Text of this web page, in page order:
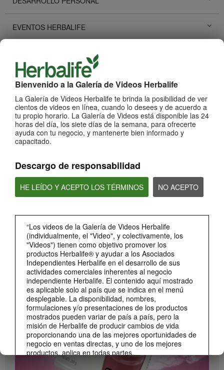
Bienvenido a la Galería de Videos Herbalife
La Galería de Videos Herbalife te brinda la posibilidad de ver
cientos de videos en línea, cuando lo desees y de acuerdo a
tu propio horario. La Galería de Videos está disponible las 24
horas del día, los siete días de la semana, para ofrecerte
ayuda con tu negocio, y mantenerte bien informado y
capacitado.
Descargo de responsabilidad
HE LEÍDO Y ACEPTO LOS TÉRMINOS NO ACEPTO
“Los videos de la Galería de Videos Herbalife
(individualmente, el "Video", y colectivamente, los
"Videos") tienen como objetivo promover los
productos Herbalife® y ayudar a los Asociados
Independientes Herbalife en el desarrollo de sus
actividades comerciales inherentes al negocio
independiente Herbalife. El contenido aquí mostrado
es aplicable solo al país que se indica en el menú
desplegable. La disponibilidad, nombres,
formulaciones y/o presentaciones de los productos
mostrados pueden variar de país a país, pero la
misión de Herbalife de producir cambios de vida
proporcionando una de las mejores oportunidades de
negocio en ventas directas, y uno de los mejores
productos, aplica en todas partes.
Los Videos podrían incluir las experiencias del
EVENTOS HERBALIFE
PROMOCIONES HERBALIFE
HISTORIAS DE ÉXITO
REDES SOCIALES
PRODUCTOS Ver Todos
Lanzamiento Beverage Mix Distribuidores
Conoce el Beverage Mix y sus beneficios (DS)